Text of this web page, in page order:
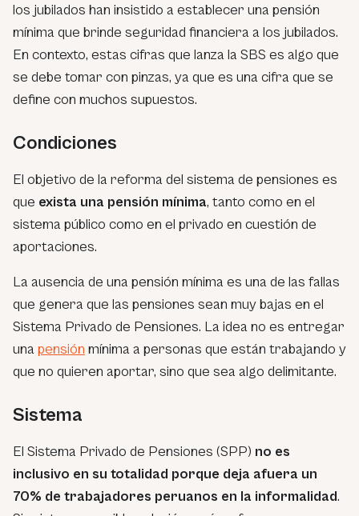
los jubilados han insistido a establecer una pensión
mínima que brinde seguridad financiera a los jubilados.
En contexto, estas cifras que lanza la SBS es algo que
se debe tomar con pinzas, ya que es una cifra que se
define con muchos supuestos.
Condiciones
El objetivo de la reforma del sistema de pensiones es
que exista una pensión mínima, tanto como en el
sistema público como en el privado en cuestión de
aportaciones.
La ausencia de una pensión mínima es una de las fallas
que genera que las pensiones sean muy bajas en el
Sistema Privado de Pensiones. La idea no es entregar
una pensión mínima a personas que están trabajando y
que no quieren aportar, sino que sea algo delimitante.
Sistema
El Sistema Privado de Pensiones (SPP) no es
inclusivo en su totalidad porque deja afuera un
70% de trabajadores peruanos en la informalidad.